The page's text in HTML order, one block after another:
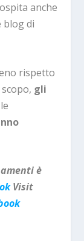
anche
blog di
rispetto
gli
è
Visit